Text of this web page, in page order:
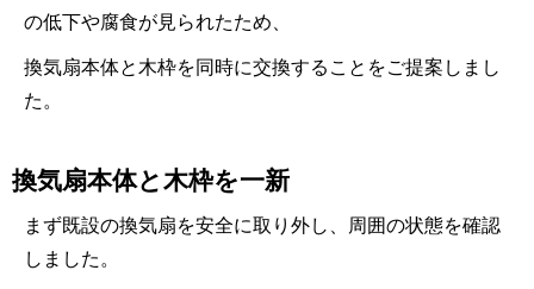
の低下や腐食が見られたため、
換気扇本体と木枠を同時に交換することをご提案しまし
た。
換気扇本体と木枠を一新
まず既設の換気扇を安全に取り外し、周囲の状態を確認
しました。